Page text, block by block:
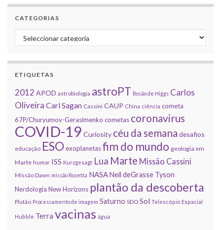
CATEGORIAS
Categorias
ETIQUETAS
2012 APOD astrobiologia astroPT Bosão de Higgs Carlos
Oliveira Carl Sagan Cassini CAUP China ciência cometa
67P/Churyumov-Gerasimenko cometas coronavirus
COVID-19 Curiosity céu da semana desafios
educação ESOexoplanetasfim do mundo geologia em
Marte humor ISS Kurzgesagt Lua Marte Missão Cassini
Missão Dawn missão Rosetta NASANeil deGrasse Tyson
Nerdologia New Horizons plantão da descoberta
Plutão Processamento de imagem Saturno SDO Sol Telescópio Espacial
Hubble Terra vacinas água